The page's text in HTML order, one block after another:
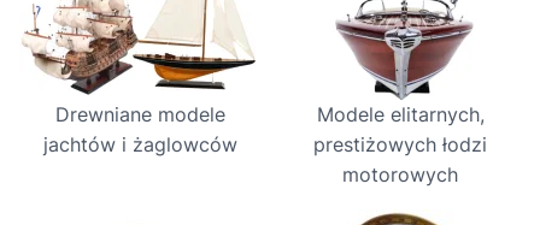
Drewniane modele
jachtów i żaglowców
Modele elitarnych,
prestiżowych łodzi
motorowych